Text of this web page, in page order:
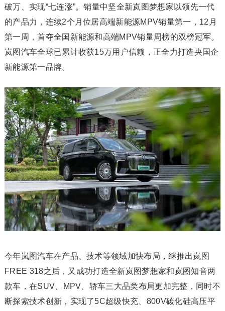
破万、实现“七连涨”。销量中坚全新岚图梦想家以领先一代
的产品力，连续2个月位居高端新能源MPV销量第一，12月
第一周，首夺全国新能源和高端MPV销量周榜的双榜冠军。
岚图汽车全球已累计收获15万用户信赖，正全力打造央国企
新能源第一品牌。
今年岚图汽车在产品、技术等领域加快布局，继推出岚图
FREE 318之后，又成功打造全新岚图梦想家和岚图知音两
款车，在SUV、MPV、轿车三大品类布局更加完整，同时不
断探索技术创新，实现了5C超级快充、800V碳化硅高压平